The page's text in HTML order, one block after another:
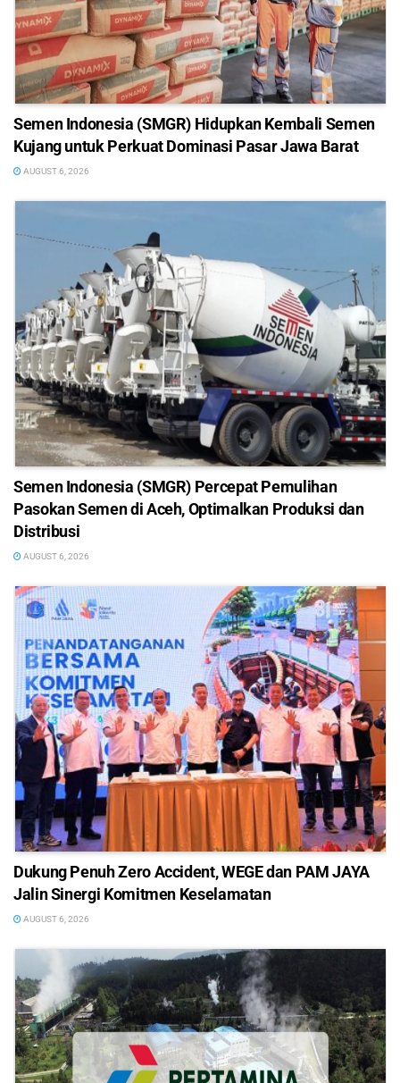
Semen Indonesia (SMGR) Hidupkan Kembali Semen
Kujang untuk Perkuat Dominasi Pasar Jawa Barat
AUGUST 6, 2026
Semen Indonesia (SMGR) Percepat Pemulihan
Pasokan Semen di Aceh, Optimalkan Produksi dan
Distribusi
AUGUST 6, 2026
Dukung Penuh Zero Accident, WEGE dan PAM JAYA
Jalin Sinergi Komitmen Keselamatan
AUGUST 6, 2026